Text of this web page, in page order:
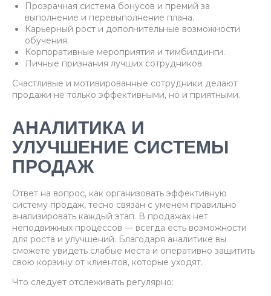
Прозрачная система бонусов и премий за
выполнение и перевыполнение плана.
Карьерный рост и дополнительные возможности
обучения.
Корпоративные мероприятия и тимбилдинги.
Личные признания лучших сотрудников.
Счастливые и мотивированные сотрудники делают
продажи не только эффективными, но и приятными.
АНАЛИТИКА И
УЛУЧШЕНИЕ СИСТЕМЫ
ПРОДАЖ
Ответ на вопрос, как организовать эффективную
систему продаж, тесно связан с уменем правильно
анализировать каждый этап. В продажах нет
неподвижных процессов — всегда есть возможности
для роста и улучшений. Благодаря аналитике вы
сможете увидеть слабые места и оперативно защитить
свою корзину от клиентов, которые уходят.
Что следует отслеживать регулярно: